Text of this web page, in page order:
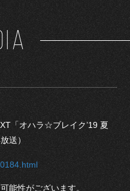
「オハラ☆ブレイク’19 夏
送）
能性がございます。